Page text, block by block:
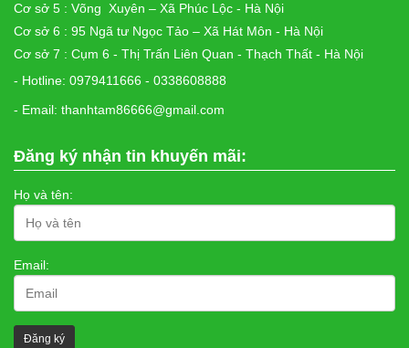
Cơ sở 5 : Võng Xuyên – Xã Phúc Lộc - Hà Nội
Cơ sở 6 : 95 Ngã tư Ngọc Tảo – Xã Hát Môn - Hà Nội
Cơ sở 7 : Cụm 6 - Thị Trấn Liên Quan - Thạch Thất - Hà Nội
- Hotline: 0979411666 - 0338608888
- Email: thanhtam86666@gmail.com
Đăng ký nhận tin khuyến mãi:
Họ và tên:
Email: